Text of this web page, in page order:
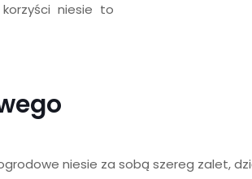
niesie to
niesie za sobą szereg zalet,